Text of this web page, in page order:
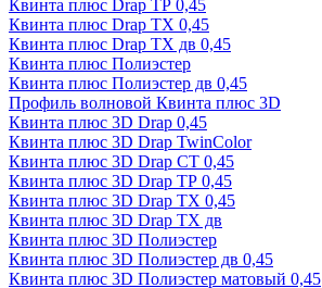
Квинта плюс Drap ТР 0,45
Квинта плюс Drap ТХ 0,45
Квинта плюс Drap ТХ дв 0,45
Квинта плюс Полиэстер
Квинта плюс Полиэстер дв 0,45
Профиль волновой Квинта плюс 3D
Квинта плюс 3D Drap 0,45
Квинта плюс 3D Drap TwinColor
Квинта плюс 3D Drap СТ 0,45
Квинта плюс 3D Drap ТР 0,45
Квинта плюс 3D Drap ТХ 0,45
Квинта плюс 3D Drap ТХ дв
Квинта плюс 3D Полиэстер
Квинта плюс 3D Полиэстер дв 0,45
Квинта плюс 3D Полиэстер матовый 0,45